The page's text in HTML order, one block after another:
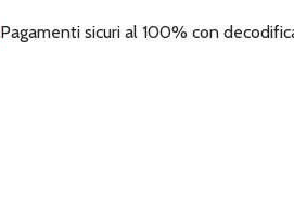
Pagamenti sicuri al 100% con